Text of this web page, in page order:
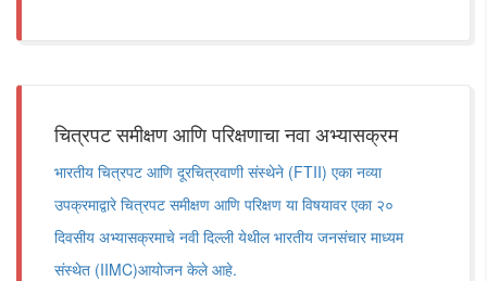
चित्रपट समीक्षण आणि परिक्षणाचा नवा अभ्यासक्रम
भारतीय चित्रपट आणि दूरचित्रवाणी संस्थेने (FTII) एका नव्या
उपक्रमाद्वारे चित्रपट समीक्षण आणि परिक्षण या विषयावर एका २०
दिवसीय अभ्यासक्रमाचे नवी दिल्ली येथील भारतीय जनसंचार माध्यम
संस्थेत (IIMC)आयोजन केले आहे.